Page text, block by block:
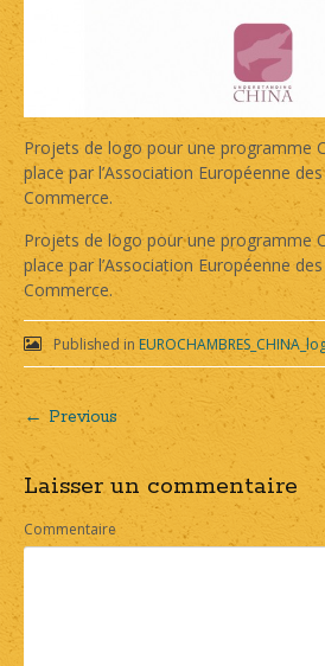
Projets de logo pour une programme
place par l’Association Européenne
Commerce.
Projets de logo pour une programme
place par l’Association Européenne
Commerce.
Published in
Post
navigation
← Previous
Laisser un commentaire
Commentaire